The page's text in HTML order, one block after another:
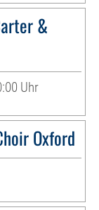
&
Uhr
Oxford